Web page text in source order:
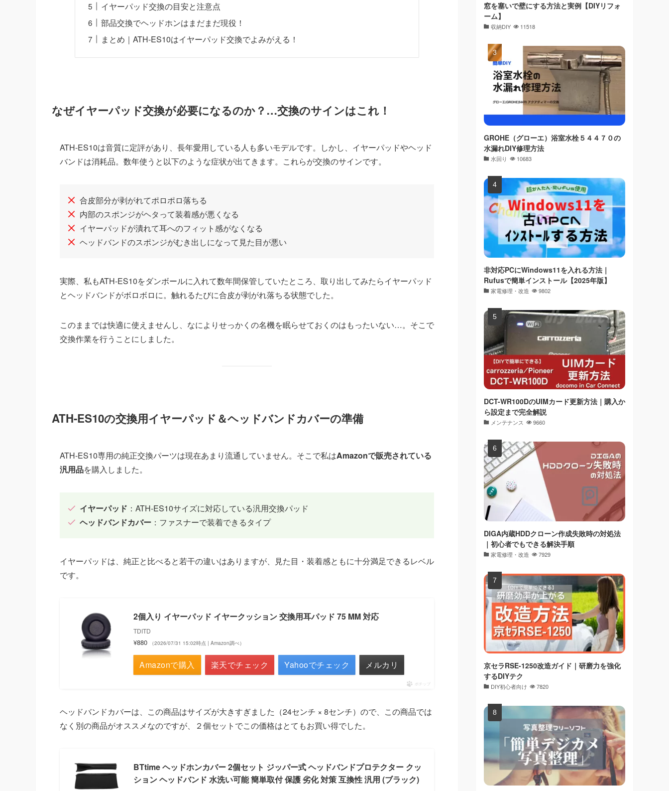
イヤーパッド交換の目安と注意点
部品交換でヘッドホンはまだまだ現役！
まとめ｜ATH-ES10はイヤーパッド交換でよみがえる！
なぜイヤーパッド交換が必要になるのか？…交換のサインはこれ！
ATH-ES10は音質に定評があり、長年愛用している人も多いモデルです。しかし、イヤーパッドやヘッド
バンドは消耗品。数年使うと以下のような症状が出てきます。これらが交換のサインです。
合皮部分が剥がれてポロポロ落ちる
内部のスポンジがヘタって装着感が悪くなる
イヤーパッドが潰れて耳へのフィット感がなくなる
ヘッドバンドのスポンジがむき出しになって見た目が悪い
実際、私もATH-ES10をダンボールに入れて数年間保管していたところ、取り出してみたらイヤーパッド
とヘッドバンドがボロボロに。触れるたびに合皮が剥がれ落ちる状態でした。
このままでは快適に使えませんし、なによりせっかくの名機を眠らせておくのはもったいない…。そこで
交換作業を行うことにしました。
ATH-ES10の交換用イヤーパッド＆ヘッドバンドカバーの準備
ATH-ES10専用の純正交換パーツは現在あまり流通していません。そこで私はAmazonで販売されている
汎用品を購入しました。
イヤーパッド ：ATH-ES10サイズに対応している汎用交換パッド
ヘッドバンドカバー ：ファスナーで装着できるタイプ
イヤーパッドは、純正と比べると若干の違いはありますが、見た目・装着感ともに十分満足できるレベル
です。
2個入り イヤーパッド イヤークッション 交換用耳パッド 75 MM 対応
TDITD
¥880 （2026/07/31 15:02時点 | Amazon調べ）
Amazonで購入 楽天でチェック Yahooでチェック メルカリ
ポチップ
ヘッドバンドカバーは、この商品はサイズが大きすぎました（24センチ × 8センチ）ので、この商品では
なく別の商品がオススメなのですが、２個セットでこの価格はとてもお買い得でした。
BTtime ヘッドホンカバー 2個セット ジッパー式 ヘッドバンドプロテクター クッ
ション ヘッドバンド 水洗い可能 簡単取付 保護 劣化 対策 互換性 汎用 (ブラック)
窓を塞いで壁にする方法と実例【DIYリフォ
ーム】
収納DIY 11518
GROHE（グローエ）浴室水栓５４４７０の
水漏れDIY修理方法
水回り 10683
非対応PCにWindows11を入れる方法｜
Rufusで簡単インストール【2025年版】
家電修理・改造 9802
DCT-WR100DのUIMカード更新方法｜購入か
ら設定まで完全解説
メンテナンス 9660
DIGA内蔵HDDクローン作成失敗時の対処法
｜初心者でもできる解決手順
家電修理・改造 7929
京セラRSE-1250改造ガイド｜研磨力を強化
するDIYテク
DIY初心者向け 7820